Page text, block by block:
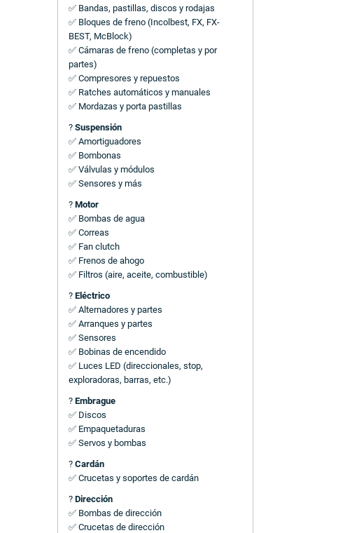
✅ Bandas, pastillas, discos y rodajas
✅ Bloques de freno (Incolbest, FX, FX-
BEST, McBlock)
✅ Cámaras de freno (completas y por
partes)
✅ Compresores y repuestos
✅ Ratches automáticos y manuales
✅ Mordazas y porta pastillas
? Suspensión
✅ Amortiguadores
✅ Bombonas
✅ Válvulas y módulos
✅ Sensores y más
? Motor
✅ Bombas de agua
✅ Correas
✅ Fan clutch
✅ Frenos de ahogo
✅ Filtros (aire, aceite, combustible)
? Eléctrico
✅ Alternadores y partes
✅ Arranques y partes
✅ Sensores
✅ Bobinas de encendido
✅ Luces LED (direccionales, stop,
exploradoras, barras, etc.)
? Embrague
✅ Discos
✅ Empaquetaduras
✅ Servos y bombas
? Cardán
✅ Crucetas y soportes de cardán
? Dirección
✅ Bombas de dirección
✅ Crucetas de dirección